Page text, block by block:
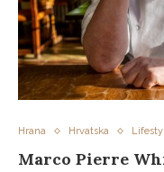
Hrana Hrvatska
Marco Pierre